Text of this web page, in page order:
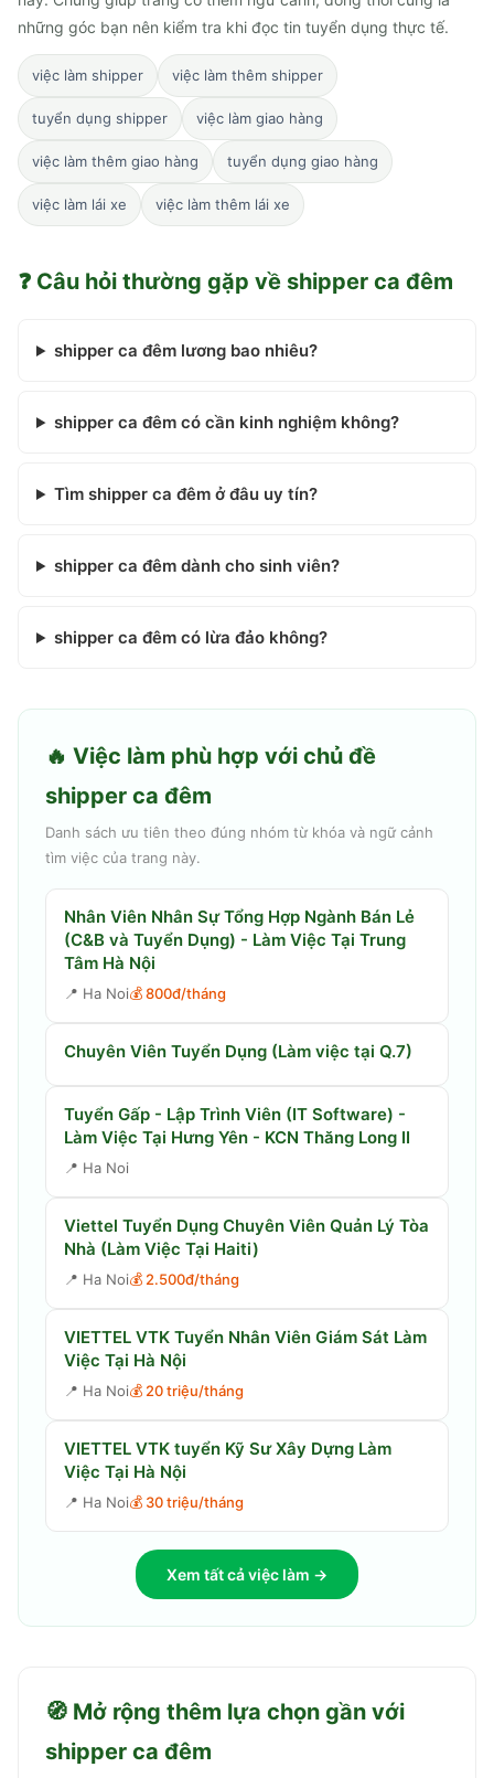
những góc bạn nên kiểm tra khi đọc tin tuyển dụng thực tế.
việc làm shipper việc làm thêm shipper
tuyển dụng shipper việc làm giao hàng
việc làm thêm giao hàng tuyển dụng giao hàng
việc làm lái xe việc làm thêm lái xe
❓ Câu hỏi thường gặp về shipper ca đêm
shipper ca đêm lương bao nhiêu?
shipper ca đêm có cần kinh nghiệm không?
Tìm shipper ca đêm ở đâu uy tín?
shipper ca đêm dành cho sinh viên?
shipper ca đêm có lừa đảo không?
🔥 Việc làm phù hợp với chủ đề
shipper ca đêm
Danh sách ưu tiên theo đúng nhóm từ khóa và ngữ cảnh
tìm việc của trang này.
Nhân Viên Nhân Sự Tổng Hợp Ngành Bán Lẻ
(C&B và Tuyển Dụng) - Làm Việc Tại Trung
Tâm Hà Nội
📍 Ha Noi💰800đ/tháng
Chuyên Viên Tuyển Dụng (Làm việc tại Q.7)
Tuyển Gấp - Lập Trình Viên (IT Software) -
Làm Việc Tại Hưng Yên - KCN Thăng Long II
📍 Ha Noi
Viettel Tuyển Dụng Chuyên Viên Quản Lý Tòa
Nhà (Làm Việc Tại Haiti)
📍 Ha Noi💰 2.500đ/tháng
VIETTEL VTK Tuyển Nhân Viên Giám Sát Làm
Việc Tại Hà Nội
📍 Ha Noi💰 20 triệu/tháng
VIETTEL VTK tuyển Kỹ Sư Xây Dựng Làm
Việc Tại Hà Nội
📍 Ha Noi💰 30 triệu/tháng
Xem tất cả việc làm →
🧭 Mở rộng thêm lựa chọn gần với
shipper ca đêm